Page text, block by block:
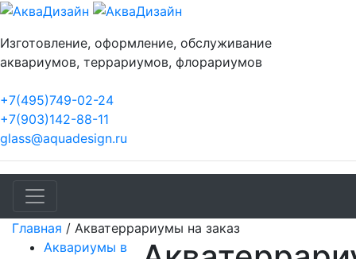
Изготовление, оформление, обслуживание
аквариумов, террариумов, флорариумов
+7(495)749-02-24
+7(903)142-88-11
glass@aquadesign.ru
Главная / Акватеррариумы на заказ
Аквариумы в